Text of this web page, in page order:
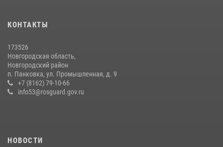
лагеря «Волынь»
Новгородские росгвардейцы приняли участие в чемпионате по
многоборью кинологов на первенство Северо-Западного округа
Росгвардии
20 июля 2026, 15:10 5
КОНТАКТЫ
173526
Новгородская область,
Новгородский район
п. Панковка, ул. Промышленная, д. 9
+7 (8162) 79-10-66
info53@rosguard.gov.ru
НОВОСТИ